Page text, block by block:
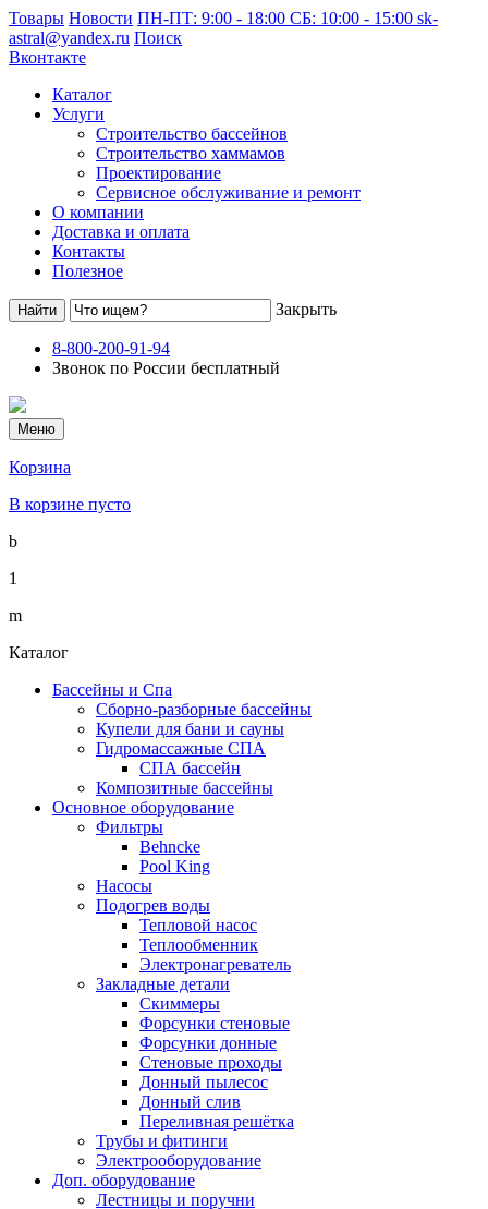
Товары Новости ПН-ПТ: 9:00 - 18:00 СБ: 10:00 - 15:00 sk-
astral@yandex.ru Поиск
Вконтакте
Каталог
Услуги
Строительство бассейнов
Строительство хаммамов
Проектирование
Сервисное обслуживание и ремонт
О компании
Доставка и оплата
Контакты
Полезное
Закрыть
8-800-200-91-94
Звонок по России бесплатный
Меню
Корзина
В корзине пусто
b
1
m
Каталог
Бассейны и Спа
Сборно-разборные бассейны
Купели для бани и сауны
Гидромассажные СПА
СПА бассейн
Композитные бассейны
Основное оборудование
Фильтры
Behncke
Pool King
Насосы
Подогрев воды
Тепловой насос
Теплообменник
Электронагреватель
Закладные детали
Скиммеры
Форсунки стеновые
Форсунки донные
Стеновые проходы
Донный пылесос
Донный слив
Переливная решётка
Трубы и фитинги
Электрооборудование
Доп. оборудование
Лестницы и поручни